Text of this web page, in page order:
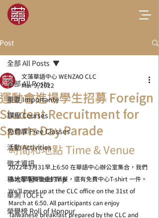
Post
全部 All Posts
重要 Importante
課程 Courses
免費課 Free Classes
活動 Activities
徵才資訊
移地學習 Field Trip
華測 TOCFL
榮譽榜 Roll of Honour
全部 All Posts
運動會進場學生招募 Foreign
Student Recruitment for
Sports Day Parade
文藻華語中心 WENZAO CLC
Mar 9, 2022
時間和地點 Time & Venue
2022年3月31早上6:50 在華語中心辦公室集合，我們
為大家準備豐盛的早餐，還有免費中心T-shirt 一件。
We'll meet up at the CLC office on the 31st of
March at 6:50. All participants can enjoy
Taiwanese breakfast prepared by the CLC and